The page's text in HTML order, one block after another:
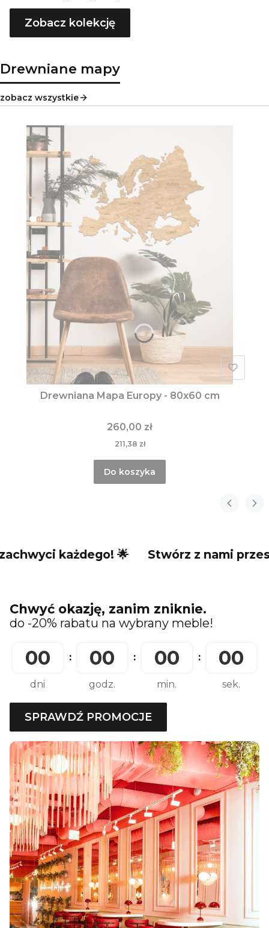
Zobacz kolekcję
Drewniane mapy
zobacz wszystkie
Drewniana Mapa Europy - 80x60 cm
260,00 zł
211,38 zł
Do koszyka
każdego! 🌟 Stwórz z nami przestrzeń,
Chwyć okazję, zanim zniknie.
do -20% rabatu na wybrany meble!
00
dni
: 00
godz.
: 00
min.
: 00
sek.
SPRAWDŹ PROMOCJE